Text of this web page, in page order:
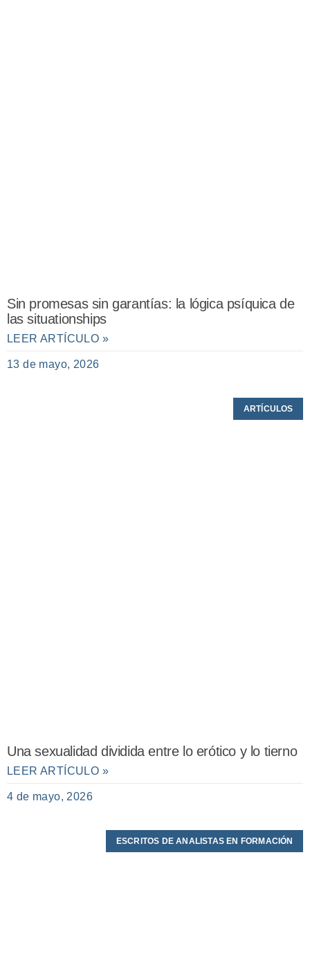
Sin promesas sin garantías: la lógica psíquica de
las situationships
LEER ARTÍCULO »
13 de mayo, 2026
ARTÍCULOS
Una sexualidad dividida entre lo erótico y lo tierno
LEER ARTÍCULO »
4 de mayo, 2026
ESCRITOS DE ANALISTAS EN FORMACIÓN